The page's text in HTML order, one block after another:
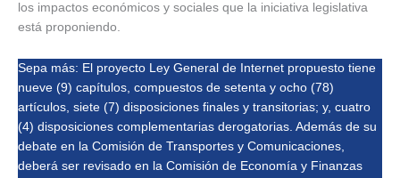
los impactos económicos y sociales que la iniciativa legislativa
está proponiendo.
Sepa más: El proyecto Ley General de Internet propuesto tiene
nueve (9) capítulos, compuestos de setenta y ocho (78)
artículos, siete (7) disposiciones finales y transitorias; y, cuatro
(4) disposiciones complementarias derogatorias. Además de su
debate en la Comisión de Transportes y Comunicaciones,
deberá ser revisado en la Comisión de Economía y Finanzas